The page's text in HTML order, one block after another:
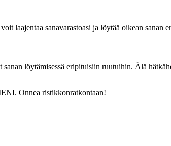
laajentaa sanavarastoasi ja löytää oikean sanan
löytämisessä eripituisiin ruutuihin. Älä
Onnea ristikkonratkontaan!